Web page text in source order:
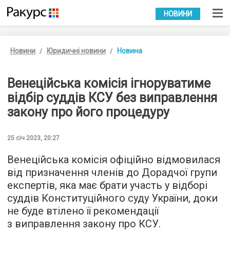
УКР РУС
НОВИНИ
Новини Юридичні новини Новина
Венеційська комісія ігноруватиме
відбір суддів КСУ без виправлення
закону про його процедуру
25 січ 2023, 20:27
Венеційська комісія офіційно відмовилася
від призначення членів до Дорадчої групи
експертів, яка має брати участь у відборі
суддів Конституційного суду України, доки
не буде втілено її рекомендації
з виправлення закону про КСУ.